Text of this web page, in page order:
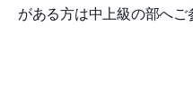
がある方は中上級の部へご